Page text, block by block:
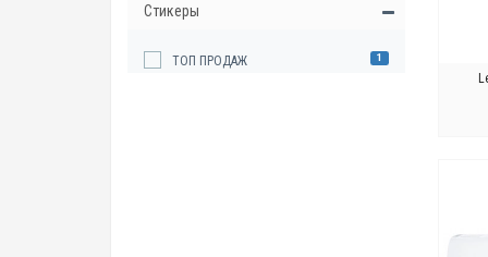
Стикеры
ТОП ПРОДАЖ 1